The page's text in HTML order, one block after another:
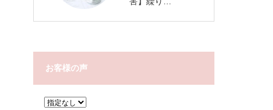
お客様の声